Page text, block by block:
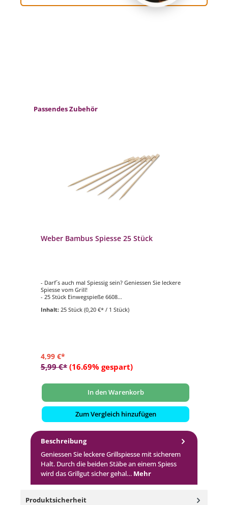
Produktgalerie überspringen
Passendes Zubehör
Weber Bambus Spiesse 25 Stück
- Darf´s auch mal Spiessig sein? Geniessen Sie leckere
Spiesse vom Grill!
- 25 Stück Einwegspieße 6608
- Strapazierfähig und unempfindlich
Inhalt: 25 Stück (0,20 €* / 1 Stück)
4,99 €*
5,99 €* (16.69% gespart)
In den Warenkorb
Zum Vergleich hinzufügen
Beschreibung
Geniessen Sie leckere Grillspiesse mit sicherem
Halt. Durch die beiden Stäbe an einem Spiess
wird das Grillgut sicher gehal… Mehr
Produktsicherheit